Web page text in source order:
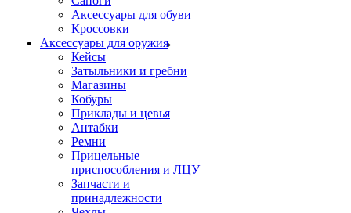
Аксессуары для обуви
Кроссовки
Аксессуары для оружия
Кейсы
Затыльники и гребни
Магазины
Кобуры
Приклады и цевья
Антабки
Ремни
Прицельные
приспособления и ЛЦУ
Запчасти и
принадлежности